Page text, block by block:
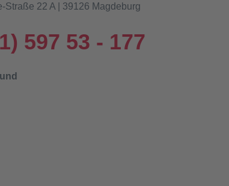
Straße 22 A | 39126 Magdeburg
597 53 - 177